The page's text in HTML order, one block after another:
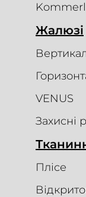
Жалюзі
VENUS
Захисні
Плісе